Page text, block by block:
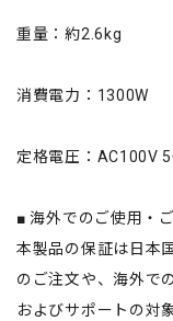
重量：約2.6kg
消費電力：1300W
定格電圧：AC100V
■ 海外でのご使用・
本製品の保証は日本
のご注文や、海外で
およびサポートの対